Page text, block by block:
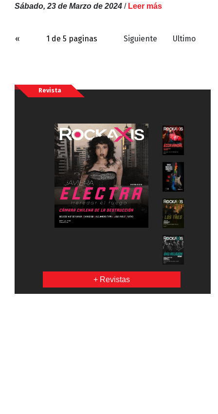
Sábado, 23 de Marzo de 2024 / Leer más
« 1 de 5 paginas Siguiente Ultimo
Revista
+ Revistas